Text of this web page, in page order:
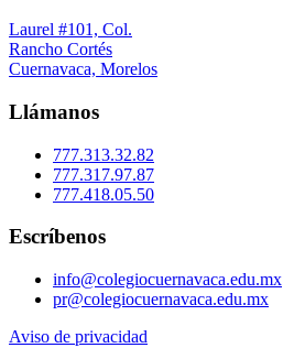
Laurel #101, Col.
Rancho Cortés
Cuernavaca, Morelos
Llámanos
777.313.32.82
777.317.97.87
777.418.05.50
Escríbenos
info@colegiocuernavaca.edu.mx
pr@colegiocuernavaca.edu.mx
Aviso de privacidad